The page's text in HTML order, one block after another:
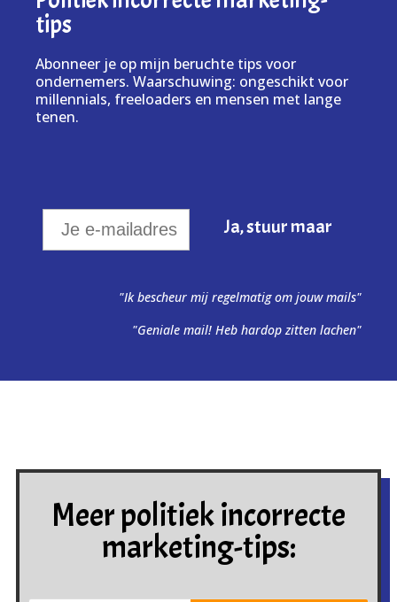
tips
Abonneer je op mijn beruchte tips voor
ondernemers. Waarschuwing: ongeschikt voor
millennials, freeloaders en mensen met lange
tenen.
"Ik bescheur mij regelmatig om jouw mails"
"Geniale mail! Heb hardop zitten lachen"
Meer politiek incorrecte
marketing-tips: